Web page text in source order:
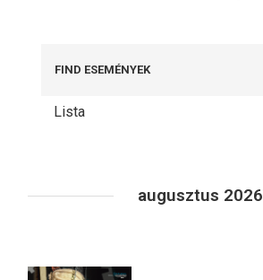
FIND ESEMÉNYEK
Lista
augusztus 2026